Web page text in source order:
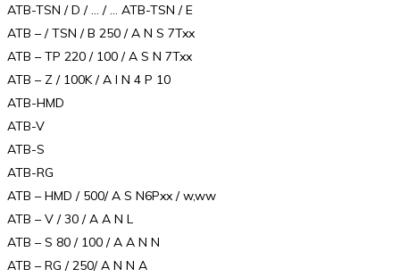
ATB-TSN / D / … / … ATB-TSN / E
ATB – / TSN / B 250 / A N S 7Txx
ATB – TP 220 / 100 / A S N 7Txx
ATB – Z / 100K / A I N 4 P 10
ATB-HMD
ATB-V
ATB-S
ATB-RG
ATB – HMD / 500/ A S N6Pxx / w,ww
ATB – V / 30 / A A N L
ATB – S 80 / 100 / A A N N
ATB – RG / 250/ A N N A